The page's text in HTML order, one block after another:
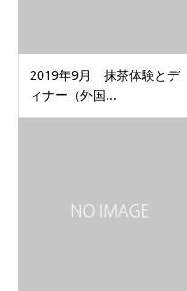
2019年9月 抹茶体験とデ
ィナー（外国...